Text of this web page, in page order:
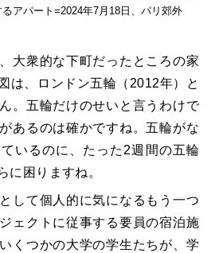
アパート=2024年7月18日、パリ郊外
大衆的な下町だったところの家
は、ロンドン五輪（2012年）と
。五輪だけのせいと言うわけで
あるのは確かですね。五輪がな
いるのに、たった2週間の五輪
に困りますね。
して個人的に気になるもう一つ
ェクトに従事する要員の宿泊施
くつかの大学の学生たちが、学